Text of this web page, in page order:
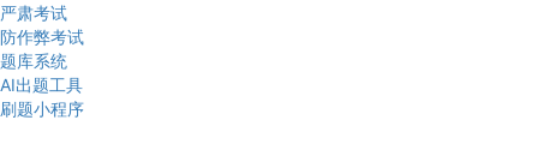
严肃考试
防作弊考试
题库系统
AI出题工具
刷题小程序